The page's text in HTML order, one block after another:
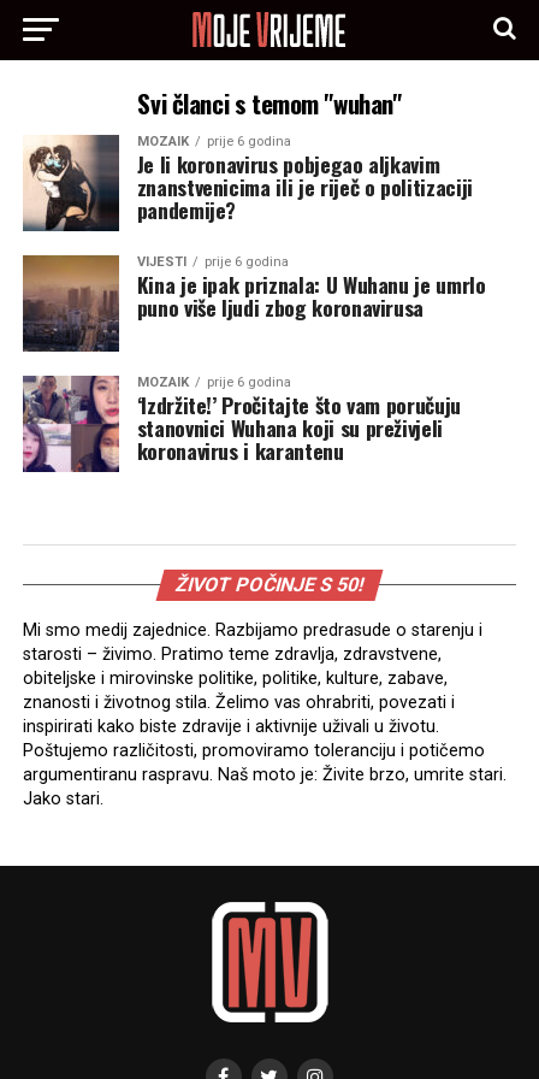
Svi članci s temom "wuhan"
MOZAIK prije 6 godina
Je li koronavirus pobjegao aljkavim
znanstvenicima ili je riječ o politizaciji
pandemije?
VIJESTI prije 6 godina
Kina je ipak priznala: U Wuhanu je umrlo
puno više ljudi zbog koronavirusa
MOZAIK prije 6 godina
‘Izdržite!’ Pročitajte što vam poručuju
stanovnici Wuhana koji su preživjeli
koronavirus i karantenu
ŽIVOT POČINJE S 50!
Mi smo medij zajednice. Razbijamo predrasude o starenju i
starosti – živimo. Pratimo teme zdravlja, zdravstvene,
obiteljske i mirovinske politike, politike, kulture, zabave,
znanosti i životnog stila. Želimo vas ohrabriti, povezati i
inspirirati kako biste zdravije i aktivnije uživali u životu.
Poštujemo različitosti, promoviramo toleranciju i potičemo
argumentiranu raspravu. Naš moto je: Živite brzo, umrite stari.
Jako stari.